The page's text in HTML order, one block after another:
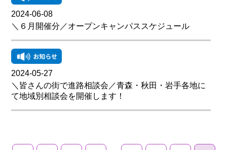
2024-06-08
＼６月開催分／オープンキャンパススケジュール
2024-05-27
＼皆さんの街で進路相談会／青森・秋田・岩手各地に
て地域別相談会を開催します！